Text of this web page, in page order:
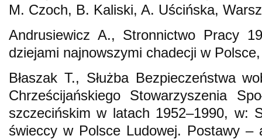
M. Czoch, B. Kaliski, A. Uścińska,
Andrusiewicz A., Stronnictwo Pracy
dziejami najnowszymi chadecji w
Błaszak T., Służba Bezpieczeństwa
Chrześcijańskiego Stowarzyszenia
szczecińskim w latach 1952–1990, w:
świeccy w Polsce Ludowej. Postawy